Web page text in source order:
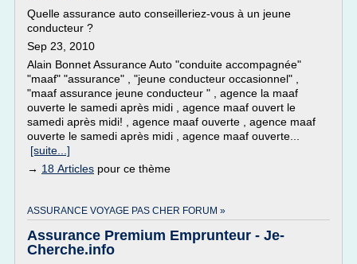
Quelle assurance auto conseilleriez-vous à un jeune
conducteur ?
Sep 23, 2010
Alain Bonnet Assurance Auto "conduite accompagnée"
"maaf" "assurance" , "jeune conducteur occasionnel" ,
"maaf assurance jeune conducteur " , agence la maaf
ouverte le samedi après midi , agence maaf ouvert le
samedi après midi! , agence maaf ouverte , agence maaf
ouverte le samedi après midi , agence maaf ouverte...
[suite...]
→ 18 Articles pour ce thème
ASSURANCE VOYAGE PAS CHER FORUM »
Assurance Premium Emprunteur - Je-
Cherche.info